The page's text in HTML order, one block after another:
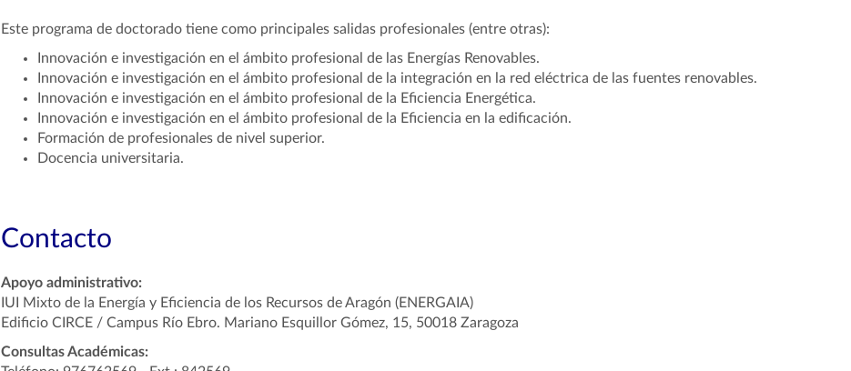
Este programa de doctorado tiene como principales salidas profesionales (entre otras):
Innovación e investigación en el ámbito profesional de las Energías Renovables.
Innovación e investigación en el ámbito profesional de la integración en la red eléctrica de las fuentes renovables.
Innovación e investigación en el ámbito profesional de la Eficiencia Energética.
Innovación e investigación en el ámbito profesional de la Eficiencia en la edificación.
Formación de profesionales de nivel superior.
Docencia universitaria.
Contacto
Apoyo administrativo:
IUI Mixto de la Energía y Eficiencia de los Recursos de Aragón (ENERGAIA)
Edificio CIRCE / Campus Río Ebro. Mariano Esquillor Gómez, 15, 50018 Zaragoza
Consultas Académicas: